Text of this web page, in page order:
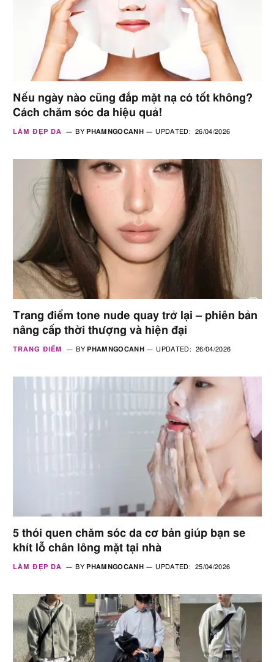
Nếu ngày nào cũng đắp mặt nạ có tốt không?
Cách chăm sóc da hiệu quả!
LÀM ĐẸP DA BY PHAMNGOCANH UPDATED: 26/04/2026
Trang điểm tone nude quay trở lại – phiên bản
nâng cấp thời thượng và hiện đại
TRANG ĐIỂM BY PHAMNGOCANH UPDATED: 26/04/2026
5 thói quen chăm sóc da cơ bản giúp bạn se
khít lỗ chân lông mặt tại nhà
LÀM ĐẸP DA BY PHAMNGOCANH UPDATED: 25/04/2026